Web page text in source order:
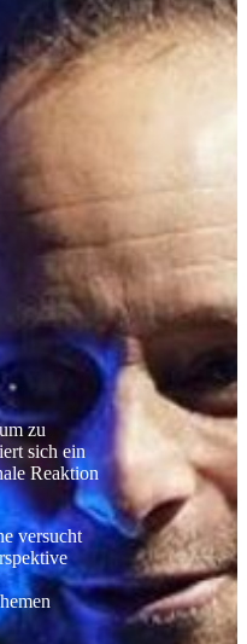
zu
sich ein
Reaktion
versucht